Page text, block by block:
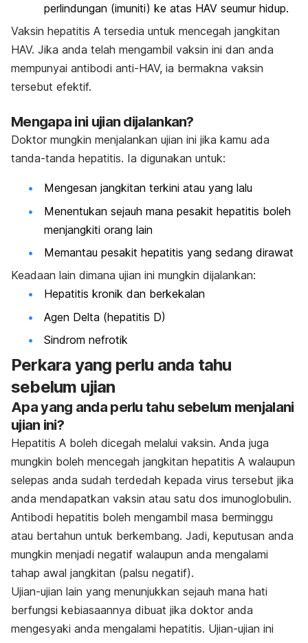
perlindungan (imuniti) ke atas HAV seumur hidup.
Vaksin hepatitis A tersedia untuk mencegah jangkitan
HAV. Jika anda telah mengambil vaksin ini dan anda
mempunyai antibodi anti-HAV, ia bermakna vaksin
tersebut efektif.
Mengapa ini ujian dijalankan?
Doktor mungkin menjalankan ujian ini jika kamu ada
tanda-tanda hepatitis. Ia digunakan untuk:
Mengesan jangkitan terkini atau yang lalu
Menentukan sejauh mana pesakit hepatitis boleh
menjangkiti orang lain
Memantau pesakit hepatitis yang sedang dirawat
Keadaan lain dimana ujian ini mungkin dijalankan:
Hepatitis kronik dan berkekalan
Agen Delta (hepatitis D)
Sindrom nefrotik
Perkara yang perlu anda tahu
sebelum ujian
Apa yang anda perlu tahu sebelum menjalani
ujian ini?
Hepatitis A boleh dicegah melalui vaksin. Anda juga
mungkin boleh mencegah jangkitan hepatitis A walaupun
selepas anda sudah terdedah kepada virus tersebut jika
anda mendapatkan vaksin atau satu dos imunoglobulin.
Antibodi hepatitis boleh mengambil masa berminggu
atau bertahun untuk berkembang. Jadi, keputusan anda
mungkin menjadi negatif walaupun anda mengalami
tahap awal jangkitan (palsu negatif).
Ujian-ujian lain yang menunjukkan sejauh mana hati
berfungsi kebiasaannya dibuat jika doktor anda
mengesyaki anda mengalami hepatitis. Ujian-ujian ini